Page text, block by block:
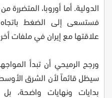
الدولية. أما أوروبا،
فستسعى إلى الضغط
علاقتها مع إيران في ملفات
ورجح الرميحي أن تبدأ
سيظل قائماً لأن الشرق
بدايات ونهايات واضحة،